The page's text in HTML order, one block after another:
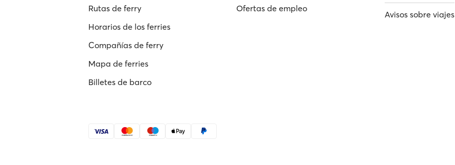
Rutas de ferry
Horarios de los ferries
Compañías de ferry
Mapa de ferries
Billetes de barco
Ofertas de empleo
Avisos sobre viajes